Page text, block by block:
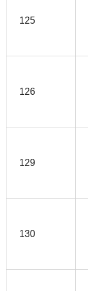
125
126
129
130